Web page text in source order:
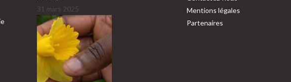
31 mars 2025
Mentions légales
Partenaires